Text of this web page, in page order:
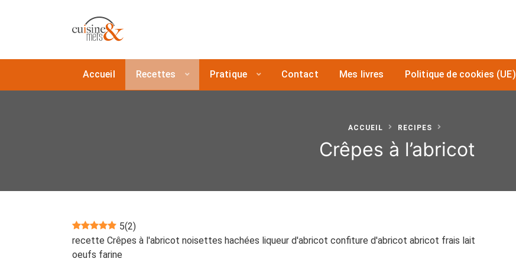
Accueil Recettes Pratique Contact Mes livres Politique de cookies (UE)
ACCUEIL RECIPES
Crêpes à l’abricot
5(2)
recette Crêpes à l'abricot noisettes hachées liqueur d'abricot confiture d'abricot abricot frais lait
oeufs farine